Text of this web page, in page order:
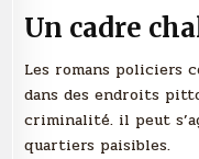
Un cadre
Les romans policiers
dans des endroits
criminalité. il peut
quartiers paisibles.